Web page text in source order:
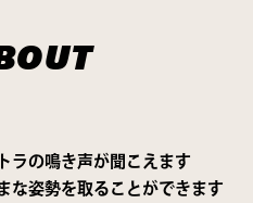
ラの鳴き声が聞こえます
な姿勢を取ることができます